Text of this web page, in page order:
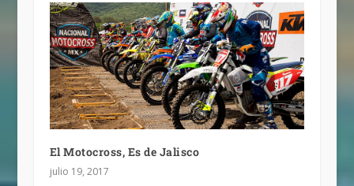
El Motocross, Es de Jalisco
julio 19, 2017